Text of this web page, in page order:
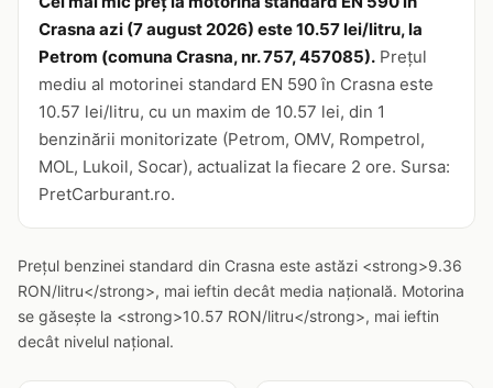
Crasna azi (7 august 2026) este 10.57 lei/litru, la
Petrom (comuna Crasna, nr. 757, 457085). Prețul
mediu al motorinei standard EN 590 în Crasna este
10.57 lei/litru, cu un maxim de 10.57 lei, din 1
benzinării monitorizate (Petrom, OMV, Rompetrol,
MOL, Lukoil, Socar), actualizat la fiecare 2 ore. Sursa:
PretCarburant.ro.
Prețul benzinei standard din Crasna este astăzi <strong>9.36
RON/litru</strong>, mai ieftin decât media națională. Motorina
se găsește la <strong>10.57 RON/litru</strong>, mai ieftin
decât nivelul național.